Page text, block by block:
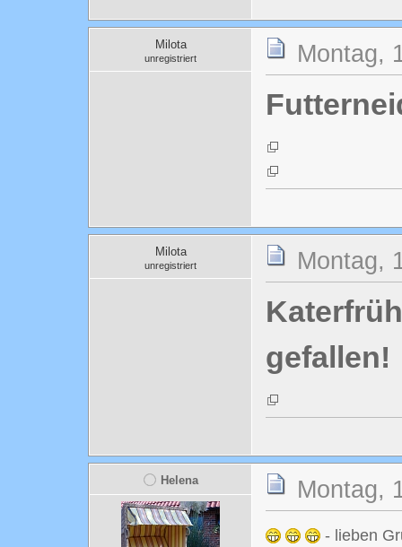
Milota
unregistriert Montag,
Milota
unregistriert Montag,
gefallen!
Helena Montag,
- lieben